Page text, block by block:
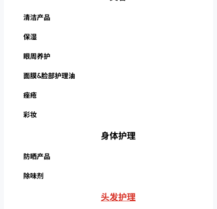
清洁产品
保湿
眼周养护
面膜&脸部护理油
痤疮
彩妆
身体护理
防晒产品
除味剂
头发护理